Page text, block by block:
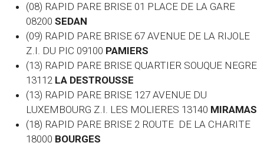
(08) RAPID PARE BRISE 01 PLACE DE LA GARE
08200 SEDAN
(09) RAPID PARE BRISE 67 AVENUE DE LA RIJOLE
Z.I. DU PIC 09100 PAMIERS
(13) RAPID PARE BRISE QUARTIER SOUQUE NEGRE
13112 LA DESTROUSSE
(13) RAPID PARE BRISE 127 AVENUE DU
LUXEMBOURG Z.I. LES MOLIERES 13140 MIRAMAS
(18) RAPID PARE BRISE 2 ROUTE DE LA CHARITE
18000 BOURGES